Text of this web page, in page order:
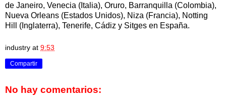
de Janeiro, Venecia (Italia), Oruro, Barranquilla (Colombia),
Nueva Orleans (Estados Unidos), Niza (Francia), Notting
Hill (Inglaterra), Tenerife, Cádiz y Sitges en España.
industry at 9:53
Compartir
No hay comentarios: